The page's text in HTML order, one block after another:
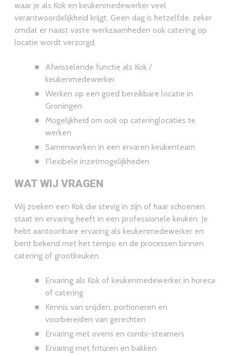
waar je als Kok en keukenmedewerker veel
verantwoordelijkheid krijgt. Geen dag is hetzelfde, zeker
omdat er naast vaste werkzaamheden ook catering op
locatie wordt verzorgd.
Afwisselende functie als Kok /
keukenmedewerker
Werken op een goed bereikbare locatie in
Groningen
Mogelijkheid om ook op cateringlocaties te
werken
Samenwerken in een ervaren keukenteam
Flexibele inzetmogelijkheden
WAT WIJ VRAGEN
Wij zoeken een Kok die stevig in zijn of haar schoenen
staat en ervaring heeft in een professionele keuken. Je
hebt aantoonbare ervaring als keukenmedewerker en
bent bekend met het tempo en de processen binnen
catering of grootkeuken.
Ervaring als Kok of keukenmedewerker in horeca
of catering
Kennis van snijden, portioneren en
voorbereiden van gerechten
Ervaring met ovens en combi-steamers
Ervaring met frituren en bakken